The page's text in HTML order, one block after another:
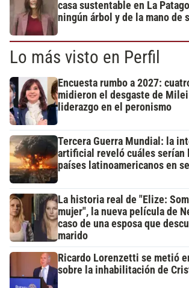
casa sustentable en La
ningún árbol y de la mano de
Lo más visto en Perfil
Encuesta rumbo a 2027:
midieron el desgaste de
liderazgo en el peronismo
Tercera Guerra Mundial: la
artificial reveló cuáles serían
países latinoamericanos en
La historia real de "Elize:
mujer", la nueva película de
caso de una esposa que
marido
Ricardo Lorenzetti se metió
sobre la inhabilitación de